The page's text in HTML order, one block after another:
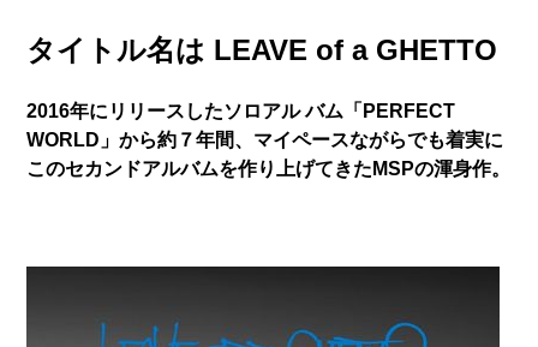
タイトル名は LEAVE of a GHETTO
2016年にリリースしたソロアル バム「PERFECT
WORLD」から約７年間、マイペースながらでも着実に
このセカンドアルバムを作り上げてきたMSPの渾身作。